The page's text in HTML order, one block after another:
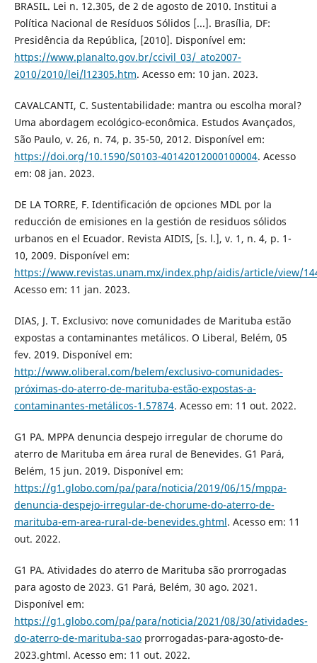
BRASIL. Lei n. 12.305, de 2 de agosto de 2010. Institui a
Política Nacional de Resíduos Sólidos [...]. Brasília, DF:
Presidência da República, [2010]. Disponível em:
https://www.planalto.gov.br/ccivil_03/_ato2007-
2010/2010/lei/l12305.htm. Acesso em: 10 jan. 2023.
CAVALCANTI, C. Sustentabilidade: mantra ou escolha moral?
Uma abordagem ecológico-econômica. Estudos Avançados,
São Paulo, v. 26, n. 74, p. 35-50, 2012. Disponível em:
https://doi.org/10.1590/S0103-40142012000100004. Acesso
em: 08 jan. 2023.
DE LA TORRE, F. Identificación de opciones MDL por la
reducción de emisiones en la gestión de residuos sólidos
urbanos en el Ecuador. Revista AIDIS, [s. l.], v. 1, n. 4, p. 1-
10, 2009. Disponível em:
https://www.revistas.unam.mx/index.php/aidis/article/view/
Acesso em: 11 jan. 2023.
DIAS, J. T. Exclusivo: nove comunidades de Marituba estão
expostas a contaminantes metálicos. O Liberal, Belém, 05
fev. 2019. Disponível em:
http://www.oliberal.com/belem/exclusivo-comunidades-
próximas-do-aterro-de-marituba-estão-expostas-a-
contaminantes-metálicos-1.57874. Acesso em: 11 out. 2022.
G1 PA. MPPA denuncia despejo irregular de chorume do
aterro de Marituba em área rural de Benevides. G1 Pará,
Belém, 15 jun. 2019. Disponível em:
https://g1.globo.com/pa/para/noticia/2019/06/15/mppa-
denuncia-despejo-irregular-de-chorume-do-aterro-de-
marituba-em-area-rural-de-benevides.ghtml. Acesso em: 11
out. 2022.
G1 PA. Atividades do aterro de Marituba são prorrogadas
para agosto de 2023. G1 Pará, Belém, 30 ago. 2021.
Disponível em:
https://g1.globo.com/pa/para/noticia/2021/08/30/atividades-
do-aterro-de-marituba-saoprorrogadas-para-agosto-de-
2023.ghtml. Acesso em: 11 out. 2022.